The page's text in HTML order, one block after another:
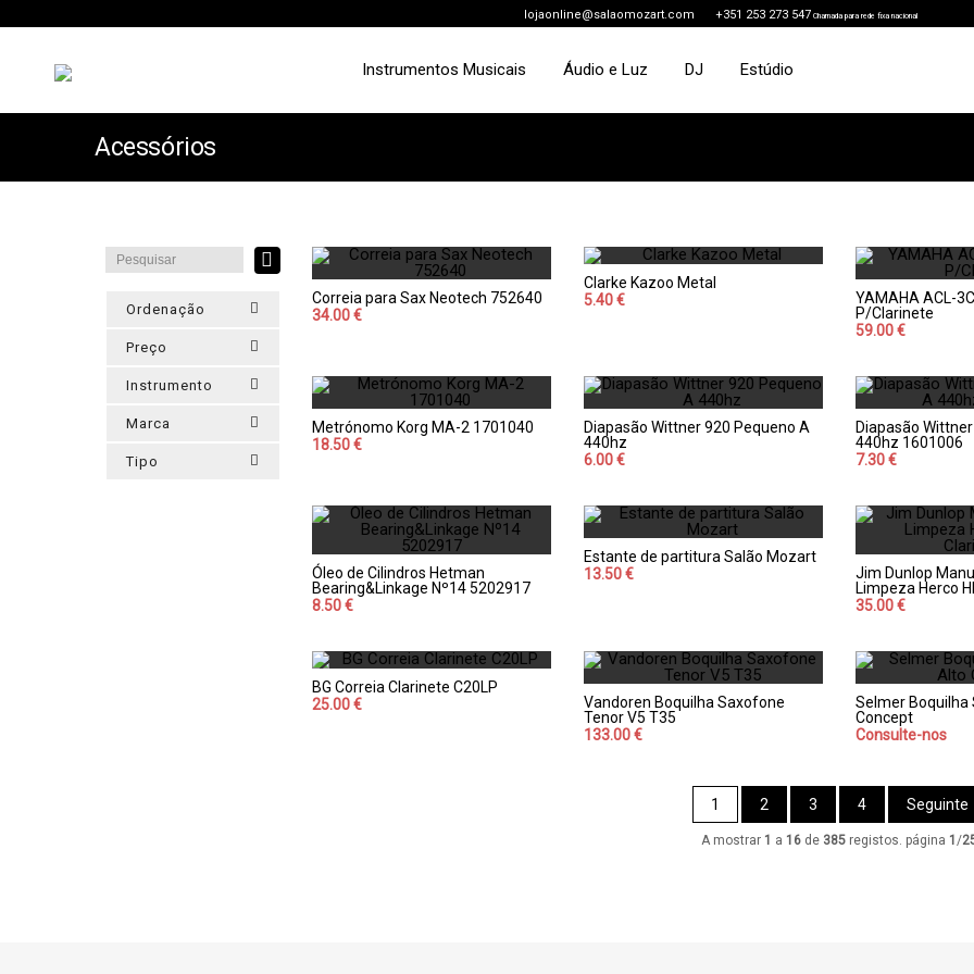
lojaonline@salaomozart.com +351 253 273 547 Chamada para rede fixa nacional
Instrumentos Musicais Áudio e Luz DJ Estúdio
Acessórios
Ordenação
Preço
Instrumento
Marca
Tipo
Correia para Sax Neotech 752640
34.00 €
Clarke Kazoo Metal
5.40 €
YAMAHA ACL-
P/Clarinete
59.00 €
Metrónomo Korg MA-2 1701040
18.50 €
Diapasão Wittner 920 Pequeno A
440hz
6.00 €
Diapasão
440hz 1601006
7.30 €
Óleo de Cilindros Hetman
Bearing&Linkage Nº14 5202917
8.50 €
Estante de partitura Salão Mozart
13.50 €
Jim Dunlop
Limpeza Herco
35.00 €
BG Correia Clarinete C20LP
25.00 €
Vandoren Boquilha Saxofone
Tenor V5 T35
133.00 €
Selmer
Concept
Consulte-nos
1 2 3 4 Seguinte
A mostrar 1 a 16 de 385 registos. página 1 /